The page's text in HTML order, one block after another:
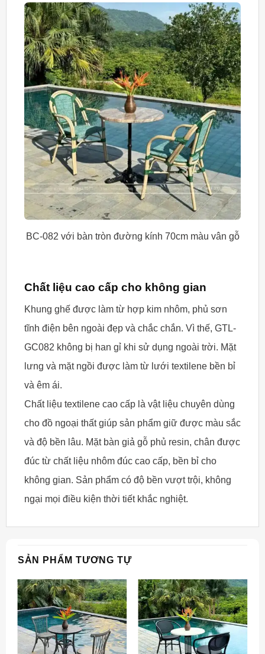
BC-082 với bàn tròn đường kính 70cm màu vân gỗ
Chất liệu cao cấp cho không gian
Khung ghế được làm từ hợp kim nhôm, phủ sơn
tĩnh điện bên ngoài đẹp và chắc chắn. Vì thế, GTL-
GC082 không bị han gỉ khi sử dụng ngoài trời. Mặt
lưng và mặt ngồi được làm từ lưới textilene bền bỉ
và êm ái.
Chất liệu textilene cao cấp là vật liệu chuyên dùng
cho đồ ngoại thất giúp sản phẩm giữ được màu sắc
và độ bền lâu. Mặt bàn giả gỗ phủ resin, chân được
đúc từ chất liệu nhôm đúc cao cấp, bền bỉ cho
không gian. Sản phẩm có độ bền vượt trội, không
ngại mọi điều kiện thời tiết khắc nghiệt.
SẢN PHẨM TƯƠNG TỰ